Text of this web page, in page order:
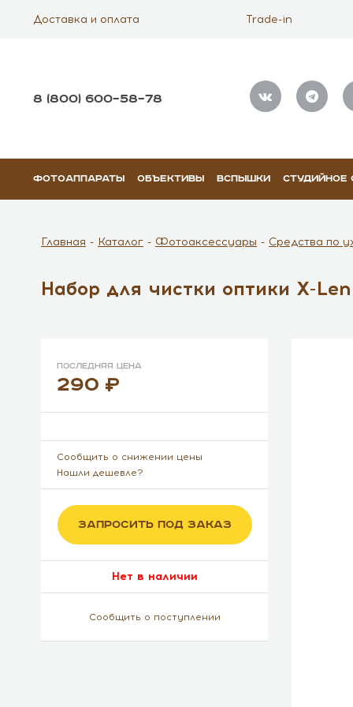
Доставка и оплата Trade-in
8 (800) 600–58–78
ФОТОАППАРАТЫ ОБЪЕКТИВЫ ВСПЫШКИ СТУДИЙНОЕ
Главная Каталог Фотоаксессуары Средства по
Набор для чистки оптики X-
Последняя цена
290
Сообщить о снижении цены
Нашли дешевле?
ЗАПРОСИТЬ ПОД ЗАКАЗ
Нет в наличии
Сообщить о поступлении